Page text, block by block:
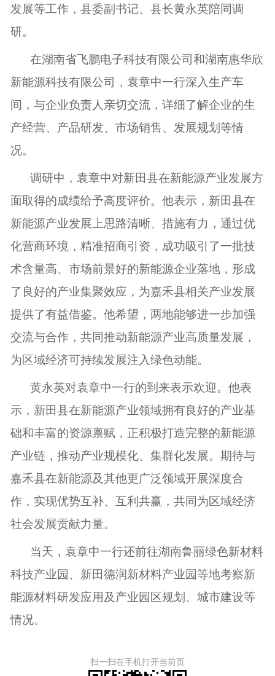
发展等工作，县委副书记、县长黄永英陪同调
研。
在湖南省飞鹏电子科技有限公司和湖南惠华欣
新能源科技有限公司，袁章中一行深入生产车
间，与企业负责人亲切交流，详细了解企业的生
产经营、产品研发、市场销售、发展规划等情
况。
调研中，袁章中对新田县在新能源产业发展方
面取得的成绩给予高度评价。他表示，新田县在
新能源产业发展上思路清晰、措施有力，通过优
化营商环境，精准招商引资，成功吸引了一批技
术含量高、市场前景好的新能源企业落地，形成
了良好的产业集聚效应，为嘉禾县相关产业发展
提供了有益借鉴。他希望，两地能够进一步加强
交流与合作，共同推动新能源产业高质量发展，
为区域经济可持续发展注入绿色动能。
黄永英对袁章中一行的到来表示欢迎。他表
示，新田县在新能源产业领域拥有良好的产业基
础和丰富的资源禀赋，正积极打造完整的新能源
产业链，推动产业规模化、集群化发展。期待与
嘉禾县在新能源及其他更广泛领域开展深度合
作，实现优势互补、互利共赢，共同为区域经济
社会发展贡献力量。
当天，袁章中一行还前往湖南鲁丽绿色新材料
科技产业园、新田德润新材料产业园等地考察新
能源材料研发应用及产业园区规划、城市建设等
情况。
扫一扫在手机打开当前页